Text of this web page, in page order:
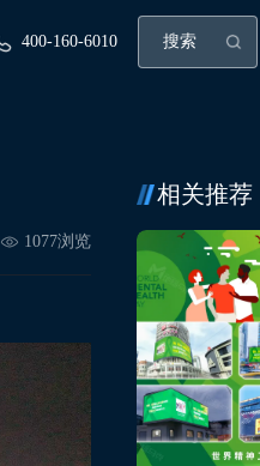
400-160-6010
1077浏览
相关推荐